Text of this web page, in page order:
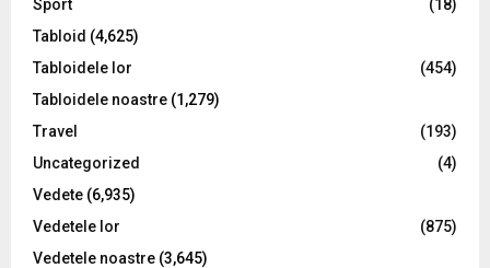
Sport
(18)
Tabloid (4,625)
Tabloidele lor
(454)
Tabloidele noastre (1,279)
Travel
(193)
Uncategorized
(4)
Vedete (6,935)
Vedetele lor
(875)
Vedetele noastre (3,645)